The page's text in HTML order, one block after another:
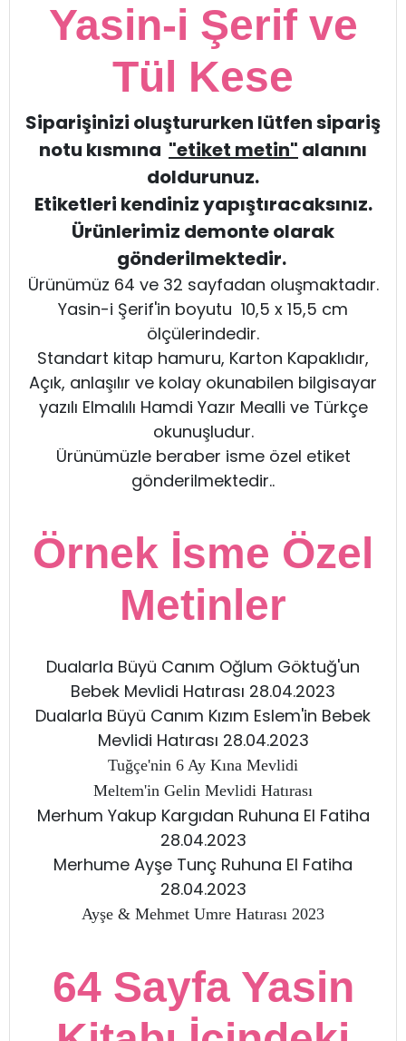
Yasin-i Şerif ve
Tül Kese
Siparişinizi oluştururken lütfen sipariş
notu kısmına "etiket metin" alanını
doldurunuz.
Etiketleri kendiniz yapıştıracaksınız.
Ürünlerimiz demonte olarak
gönderilmektedir.
Ürünümüz 64 ve 32 sayfadan oluşmaktadır.
Yasin-i Şerif'in boyutu 10,5 x 15,5 cm
ölçülerindedir.
Standart kitap hamuru, Karton Kapaklıdır,
Açık, anlaşılır ve kolay okunabilen bilgisayar
yazılı Elmalılı Hamdi Yazır Mealli ve Türkçe
okunuşludur.
Ürünümüzle beraber isme özel etiket
gönderilmektedir..
Örnek İsme Özel
Metinler
Dualarla Büyü Canım Oğlum Göktuğ'un
Bebek Mevlidi Hatırası 28.04.2023
Dualarla Büyü Canım Kızım Eslem'in Bebek
Mevlidi Hatırası 28.04.2023
Tuğçe'nin 6 Ay Kına Mevlidi
Meltem'in Gelin Mevlidi Hatırası
Merhum Yakup Kargıdan Ruhuna El Fatiha
28.04.2023
Merhume Ayşe Tunç Ruhuna El Fatiha
28.04.2023
Ayşe & Mehmet Umre Hatırası 2023
64 Sayfa Yasin